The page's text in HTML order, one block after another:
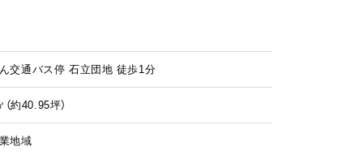
交通バス停 石立団地 徒歩1分
約40.95坪）
地域